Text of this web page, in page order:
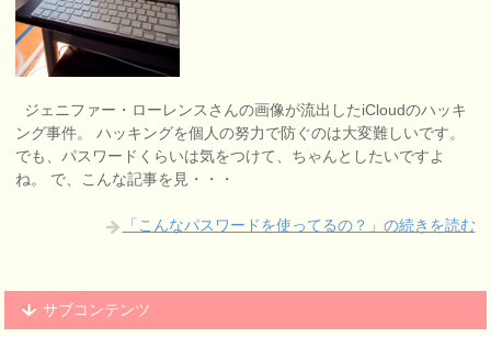
ジェニファー・ローレンスさんの画像が流出したiCloudのハッキ
ング事件。 ハッキングを個人の努力で防ぐのは大変難しいです。
でも、パスワードくらいは気をつけて、ちゃんとしたいですよ
ね。 で、こんな記事を見・・・
「こんなパスワードを使ってるの？」の続きを読む
サブコンテンツ